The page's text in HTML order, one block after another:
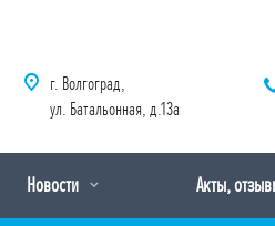
г. Волгоград,
ул. Батальонная, д.13а
Новости Акты,